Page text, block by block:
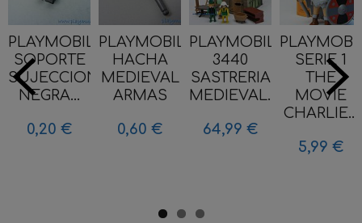
PLAYMOBIL
SOPORTE
SUJECCION
NEGRA...
0,20 €
PLAYMOBIL
HACHA
MEDIEVAL
ARMAS
0,60 €
PLAYMOBIL
3440
SASTRERIA
MEDIEVAL...
64,99 €
SERIE 1
THE
MOVIE
CHARLIE...
5,99 €